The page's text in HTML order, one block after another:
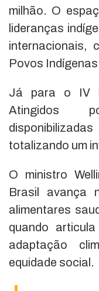
milhão. O
lideranças
internacionais,
Povos
Já para o IV
Atingidos
totalizando um
O ministro
Brasil avança
alimentares
quando
adaptação
equidade social.